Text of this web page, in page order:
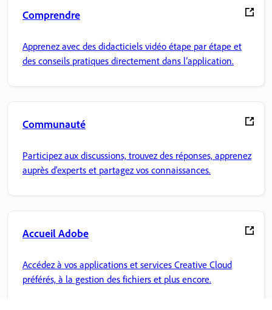
Comprendre
Apprenez avec des didacticiels vidéo étape par étape et
des conseils pratiques directement dans l’application.
Communauté
Participez aux discussions, trouvez des réponses, apprenez
auprès d'experts et partagez vos connaissances.
Accueil Adobe
Accédez à vos applications et services Creative Cloud
préférés, à la gestion des fichiers et plus encore.